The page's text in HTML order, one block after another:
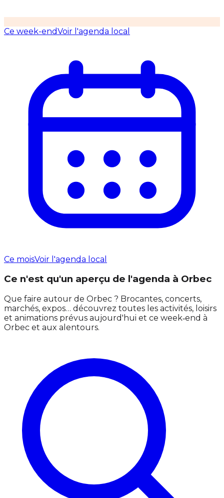
Ce week-endVoir l'agenda local
Ce moisVoir l'agenda local
Ce n'est qu'un aperçu de l'agenda à Orbec
Que faire autour de Orbec ? Brocantes, concerts,
marchés, expos… découvrez toutes les activités, loisirs
et animations prévus aujourd'hui et ce week‑end à
Orbec et aux alentours.